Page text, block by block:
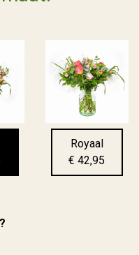
Royaal
€ 42,95